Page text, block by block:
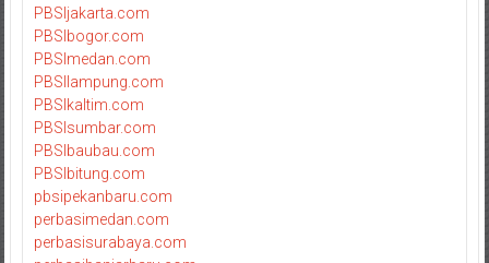
PBSIjakarta.com
PBSIbogor.com
PBSImedan.com
PBSIlampung.com
PBSIkaltim.com
PBSIsumbar.com
PBSIbaubau.com
PBSIbitung.com
pbsipekanbaru.com
perbasimedan.com
perbasisurabaya.com